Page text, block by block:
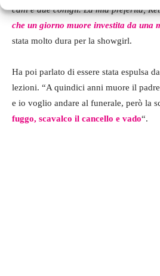
cani e due conigli. La mia preferita,
che un giorno muore investita da una
stata molto dura per la showgirl.
Ha poi parlato di essere stata espulsa
lezioni. “A quindici anni muore il
e io voglio andare al funerale, però la
fuggo, scavalco il cancello e vado“.